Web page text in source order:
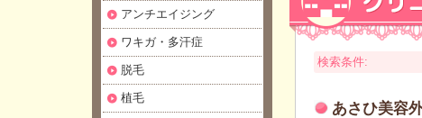
アンチエイジング
ワキガ・多汗症
脱毛
植毛
検索条件:
あさひ美容